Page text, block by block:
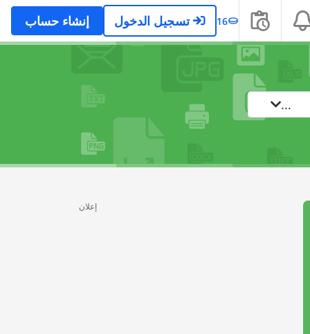
16 تسجيل الدخول إنشاء حساب
...
إعلان